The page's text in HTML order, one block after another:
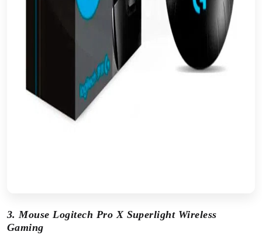
3. Mouse Logitech Pro X Superlight Wireless
Gaming